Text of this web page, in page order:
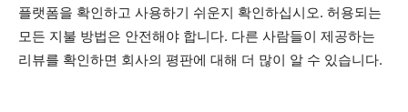
플랫폼을 확인하고 사용하기 쉬운지 확인하십시오. 허용되는
모든 지불 방법은 안전해야 합니다. 다른 사람들이 제공하는
리뷰를 확인하면 회사의 평판에 대해 더 많이 알 수 있습니다.